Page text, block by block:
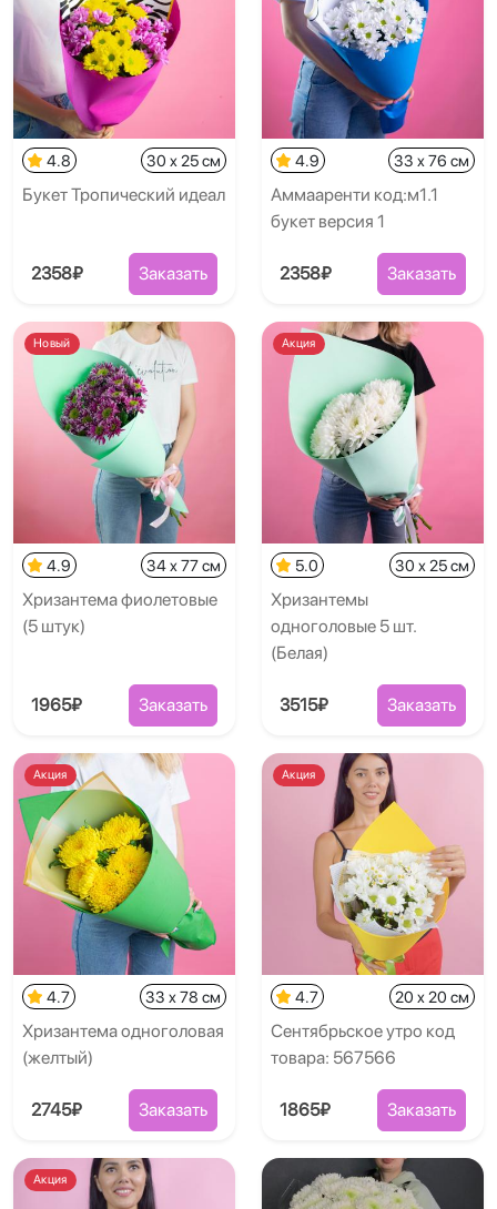
4.8 30 x 25 см
Букет Тропический идеал
2358₽ Заказать
4.9 33 x 76 см
Аммааренти код:м1.1
букет версия 1
2358₽ Заказать
Новый
4.9 34 x 77 см
Хризантема фиолетовые
(5 штук)
1965₽ Заказать
Акция
5.0 30 x 25 см
Хризантемы
одноголовые 5 шт.
(Белая)
3515₽ Заказать
Акция
4.7 33 x 78 см
Хризантема одноголовая
(желтый)
2745₽ Заказать
Акция
4.7 20 x 20 см
Сентябрьское утро код
товара: 567566
1865₽ Заказать
Акция